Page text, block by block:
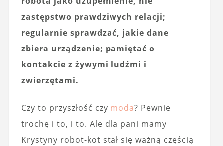
zastępstwo prawdziwych relacji;
regularnie sprawdzać, jakie dane
zbiera urządzenie; pamiętać o
kontakcie z żywymi ludźmi i
zwierzętami.
Czy to przyszłość czy moda? Pewnie
trochę i to, i to. Ale dla pani mamy
Krystyny robot-kot stał się ważną częścią